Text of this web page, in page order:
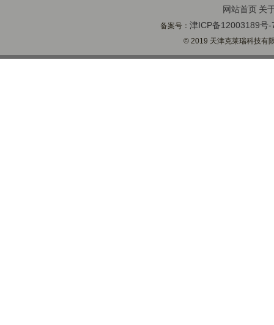
网站首页 关
备案号：津ICP备12003189号-
© 2019 天津克莱瑞科技有